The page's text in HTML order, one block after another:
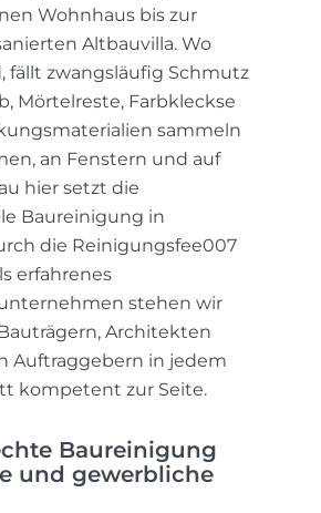
Wohnhaus bis zur
Altbauvilla. Wo
fällt zwangsläufig Schmutz
Mörtelreste, Farbkleckse
sammeln
an Fenstern und auf
hier setzt die
Baureinigung in
die Reinigungsfee007
erfahrenes
stehen wir
Architekten
Auftraggebern in jedem
kompetent zur Seite.
Baureinigung
und gewerbliche